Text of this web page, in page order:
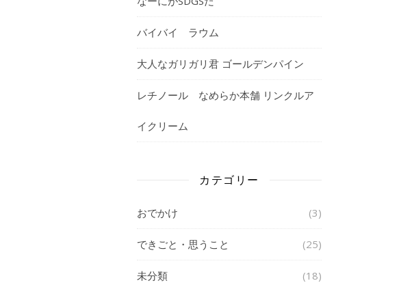
バイバイ ラウム
大人なガリガリ君 ゴールデンパイン
レチノール なめらか本舗 リンクルア
イクリーム
カテゴリー
おでかけ (3)
できごと・思うこと (25)
未分類 (18)